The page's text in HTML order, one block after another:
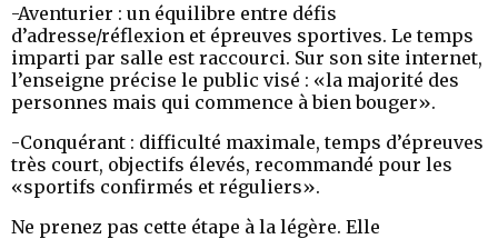
-Aventurier : un équilibre entre défis
d’adresse/réflexion et épreuves sportives. Le temps
imparti par salle est raccourci. Sur son site internet,
l’enseigne précise le public visé : «la majorité des
personnes mais qui commence à bien bouger».
-Conquérant : difficulté maximale, temps d’épreuves
très court, objectifs élevés, recommandé pour les
«sportifs confirmés et réguliers».
Ne prenez pas cette étape à la légère. Elle